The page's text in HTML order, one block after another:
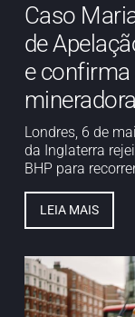
Caso
de
e confirma
Londres, 6 de
da Inglaterra
BHP para
LEIA MAIS